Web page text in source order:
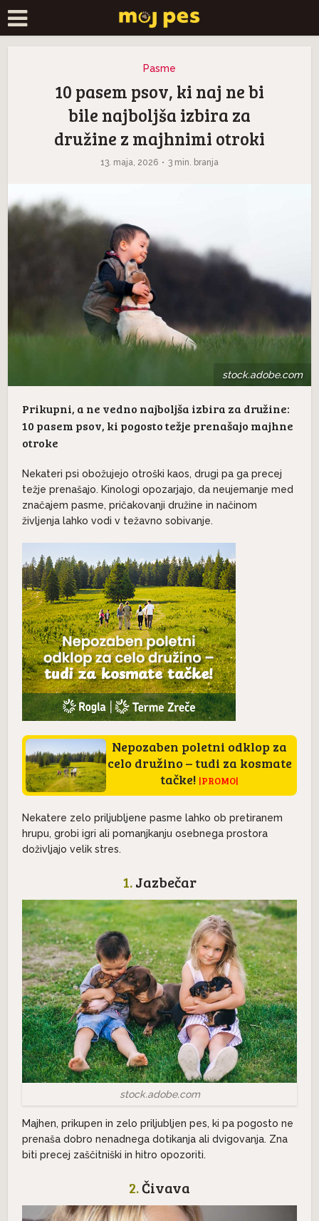
Pasme
10 pasem psov, ki naj ne bi
bile najboljša izbira za
družine z majhnimi otroki
13. maja, 2026 3 min. branja
stock.adobe.com
Prikupni, a ne vedno najboljša izbira za družine:
10 pasem psov, ki pogosto težje prenašajo majhne
otroke
Nekateri psi obožujejo otroški kaos, drugi pa ga precej
težje prenašajo. Kinologi opozarjajo, da neujemanje med
značajem pasme, pričakovanji družine in načinom
življenja lahko vodi v težavno sobivanje.
Nepozaben poletni odklop za
celo družino – tudi za kosmate
tačke! |PROMO|
Nekatere zelo priljubljene pasme lahko ob pretiranem
hrupu, grobi igri ali pomanjkanju osebnega prostora
doživljajo velik stres.
1.Jazbečar
stock.adobe.com
Majhen, prikupen in zelo priljubljen pes, ki pa pogosto ne
prenaša dobro nenadnega dotikanja ali dvigovanja. Zna
biti precej zaščitniški in hitro opozoriti.
2.Čivava